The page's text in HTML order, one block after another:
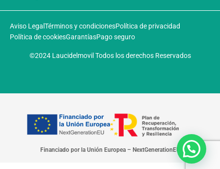
Aviso Legal Términos y condicionesPolítica de privacidad
Política de cookiesGarantíasPago seguro
©2024 Laucidelmovil Todos los derechos Reservados
Financiado por la Unión Europea – NextGenerationEU​